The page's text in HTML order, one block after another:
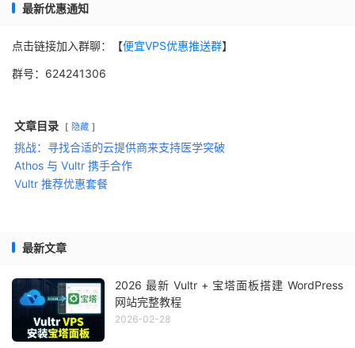
最新优惠通知
点击链接加入群聊：【便宜VPS优惠推送群】
群号：624241306
文章目录 隐藏
挑战：寻找合适的云提供商来支持医学突破
Athos 与 Vultr 携手合作
Vultr 推荐优惠套餐
最新文章
2026 最新 Vultr + 宝塔面板搭建 WordPress
网站完整教程
2026-02-28